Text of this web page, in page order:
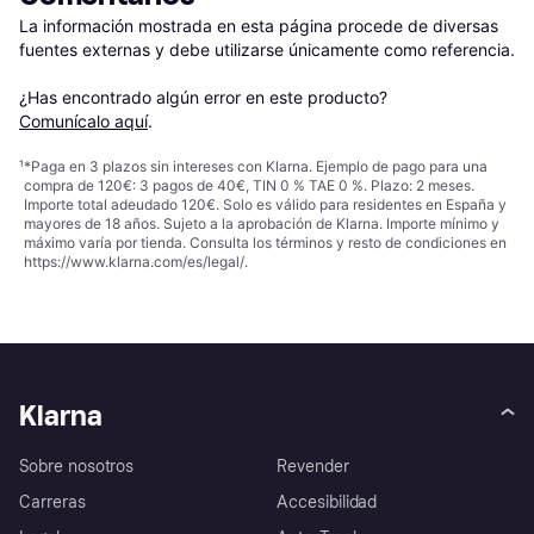
La información mostrada en esta página procede de diversas
fuentes externas y debe utilizarse únicamente como referencia.
¿Has encontrado algún error en este producto?
Comunícalo aquí.
¹*Paga en 3 plazos sin intereses con Klarna. Ejemplo de pago para una
compra de 120€: 3 pagos de 40€, TIN 0 % TAE 0 %. Plazo: 2 meses.
Importe total adeudado 120€. Solo es válido para residentes en España y
mayores de 18 años. Sujeto a la aprobación de Klarna. Importe mínimo y
máximo varía por tienda. Consulta los términos y resto de condiciones en
https://www.klarna.com/es/legal/.
Klarna
Sobre nosotros
Carreras
Revender
Accesibilidad